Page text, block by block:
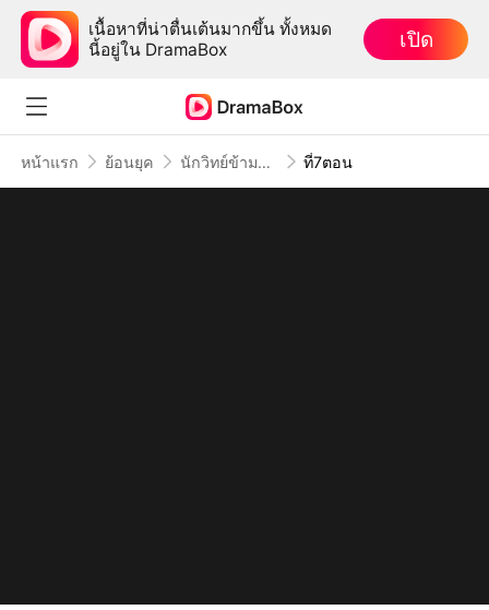
เนื้อหาที่น่าตื่นเต้นมากขึ้น ทั้งหมด
นี้อยู่ใน DramaBox
เปิด
หน้าแรก ย้อนยุค นักวิทย์ข้ามภพปรับสูตรรัก(พากย์ไทย) ที่7ตอน